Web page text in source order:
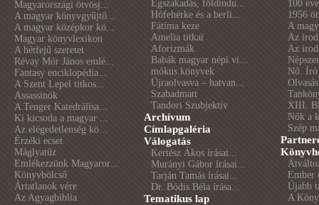
Magyarországi ötvösj...
A magyar könyvgyűjtő...
A magyar középkor kö...
Magyar könyvlexikon
A hétfejű szeretet
Révay Mór János emlé...
Fantasy enciklopédia...
A Szent Lepel titkos...
Assassinók
A Tenger Katedrálisa...
Ki kicsoda a magyar ...
Az elégedetlenség kö...
Érzéki ecset
Máglyatűz
Emlékezzünk Magyaror...
Könyvbölcső
Ártatlanok vére
Az Agyagbiblia
Égszakadás, földindu...
Hófehérke és a berli...
Fátima keze
Amelia titkai
Aforizmák
Babák magyar népi vi...
mókus könyvek
Újraolvasva – hatvan...
Szabadmatt
Tandori Szubjektív
Archívum
Címlapgaléria
Válogatás
Kertész Ákos írásai...
Murányi Gábor írásai...
Tarján Tamás írásai...
Dr. Bódis Béla írása...
Tematikus lap
100
1956
A
Az
Az
Nő.
XIII.
Nők a
Szép
Ember
Újabb
A